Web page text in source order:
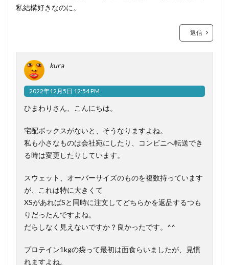
私結構好きなのに。
返信
kura
2022年12月5日 12:54 PM
ひまわりさん、こんにちは。
宅配ボックスがないと、そうなりますよね。
私も小さなものは会社宛にしたり、コンビニへ転送でき
る時は変更したりしています。
スウェット、オーバーサイズのものを複数持っています
が、これは特に大きくて
XSがあればSと同時に注文してどちらかを返品するつも
りだったんですよね。
だらしなく見えないですか？良かったです。^^
プロテイン1kgの袋って最初は面食らいましたが、見慣
れますよね。